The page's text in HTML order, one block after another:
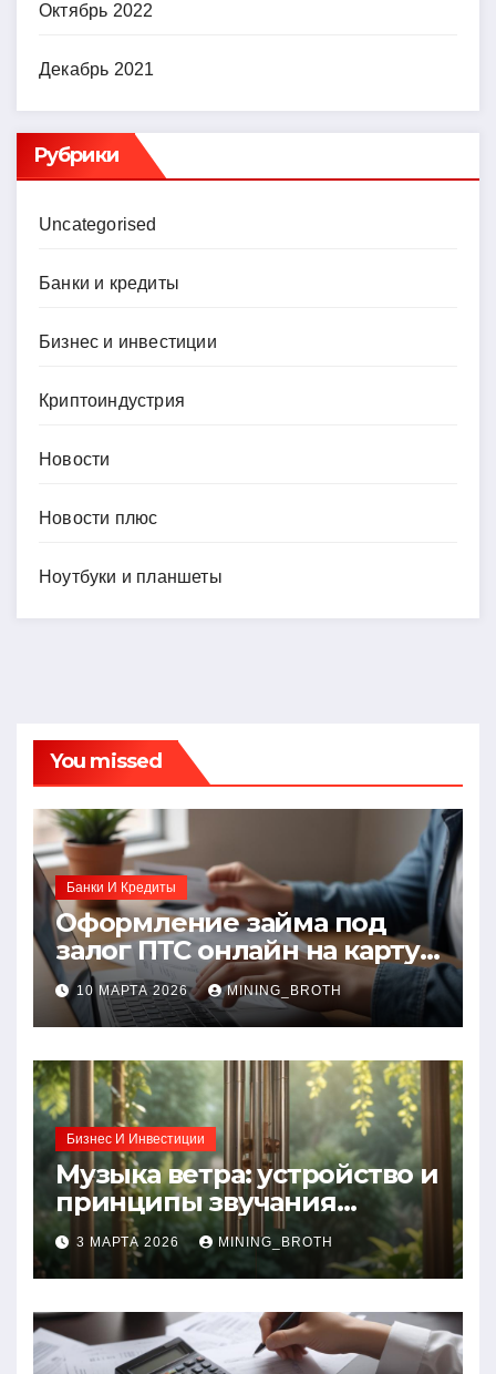
Октябрь 2022
Декабрь 2021
Рубрики
Uncategorised
Банки и кредиты
Бизнес и инвестиции
Криптоиндустрия
Новости
Новости плюс
Ноутбуки и планшеты
You missed
Банки И Кредиты
Оформление займа под
залог ПТС онлайн на карту
без визита в офис: порядок,
требования и документы
10 МАРТА 2026 MINING_BROTH
Бизнес И Инвестиции
Музыка ветра: устройство и
принципы звучания
колокольчиков
3 МАРТА 2026 MINING_BROTH